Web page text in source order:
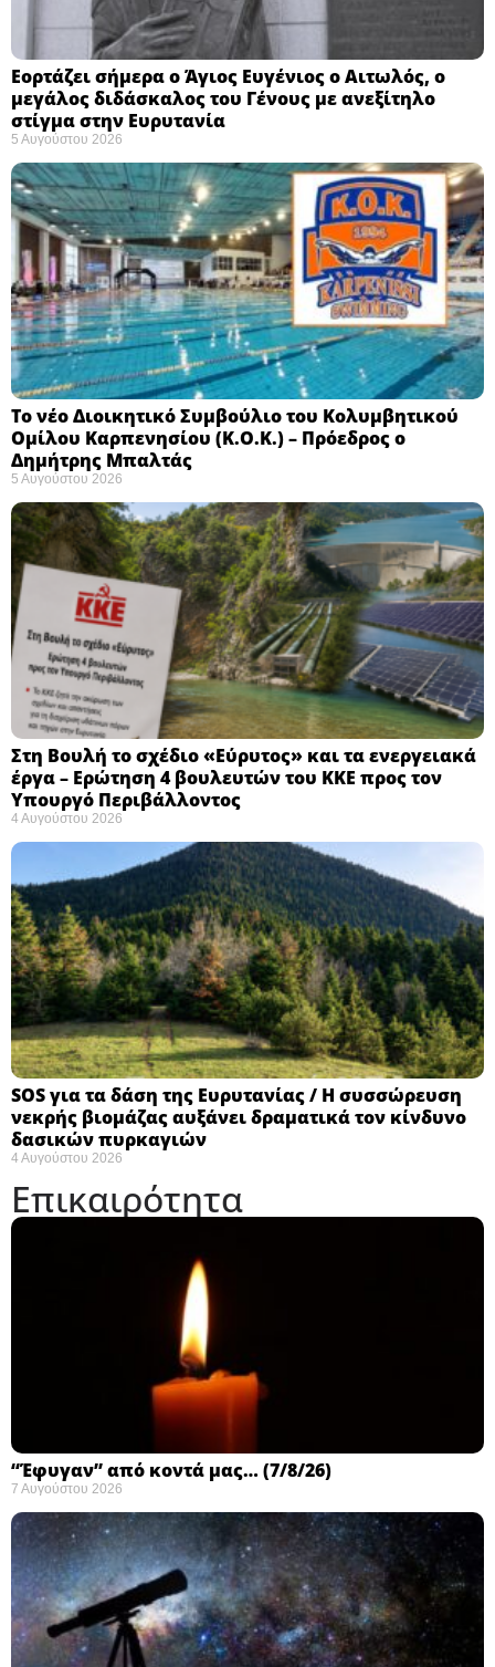
Εορτάζει σήμερα ο Άγιος Ευγένιος ο Αιτωλός, ο
μεγάλος διδάσκαλος του Γένους με ανεξίτηλο
στίγμα στην Ευρυτανία
5 Αυγούστου 2026
Το νέο Διοικητικό Συμβούλιο του Κολυμβητικού
Ομίλου Καρπενησίου (Κ.Ο.Κ.) – Πρόεδρος ο
Δημήτρης Μπαλτάς
5 Αυγούστου 2026
Στη Βουλή το σχέδιο «Εύρυτος» και τα ενεργειακά
έργα – Ερώτηση 4 βουλευτών του ΚΚΕ προς τον
Υπουργό Περιβάλλοντος
4 Αυγούστου 2026
SOS για τα δάση της Ευρυτανίας / Η συσσώρευση
νεκρής βιομάζας αυξάνει δραματικά τον κίνδυνο
δασικών πυρκαγιών
4 Αυγούστου 2026
Επικαιρότητα
“Έφυγαν” από κοντά μας… (7/8/26)
7 Αυγούστου 2026